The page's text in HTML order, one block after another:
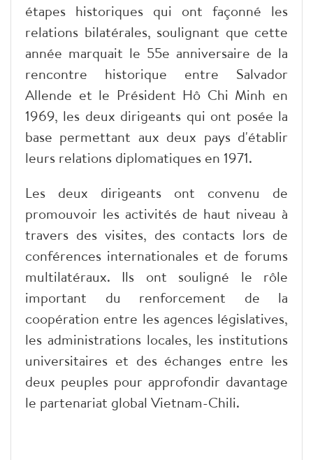
étapes historiques qui ont façonné les
relations bilatérales, soulignant que cette
année marquait le 55e anniversaire de la
rencontre historique entre Salvador
Allende et le Président Hô Chi Minh en
1969, les deux dirigeants qui ont posée la
base permettant aux deux pays d'établir
leurs relations diplomatiques en 1971.
Les deux dirigeants ont convenu de
promouvoir les activités de haut niveau à
travers des visites, des contacts lors de
conférences internationales et de forums
multilatéraux. Ils ont souligné le rôle
important du renforcement de la
coopération entre les agences législatives,
les administrations locales, les institutions
universitaires et des échanges entre les
deux peuples pour approfondir davantage
le partenariat global Vietnam-Chili.